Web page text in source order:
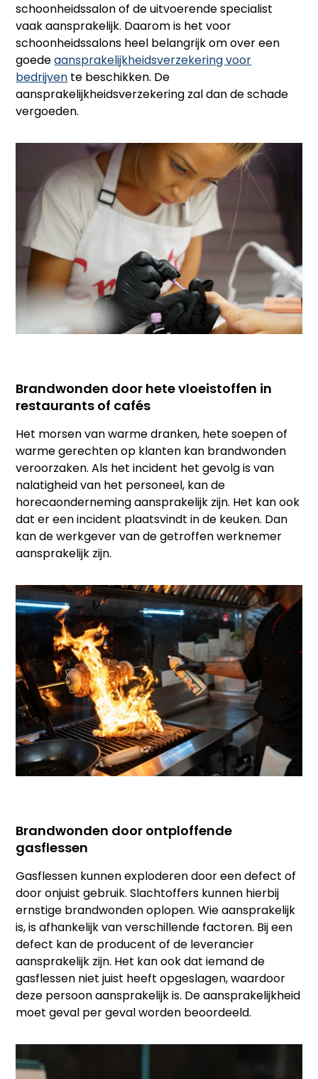
schoonheidssalon of de uitvoerende specialist
vaak aansprakelijk. Daarom is het voor
schoonheidssalons heel belangrijk om over een
goedeaansprakelijkheidsverzekering voor
bedrijven te beschikken. De
aansprakelijkheidsverzekering zal dan de schade
vergoeden.
Brandwonden door hete vloeistoffen in
restaurants of cafés
Het morsen van warme dranken, hete soepen of
warme gerechten op klanten kan brandwonden
veroorzaken. Als het incident het gevolg is van
nalatigheid van het personeel, kan de
horecaonderneming aansprakelijk zijn. Het kan ook
dat er een incident plaatsvindt in de keuken. Dan
kan de werkgever van de getroffen werknemer
aansprakelijk zijn.
Brandwonden door ontploffende
gasflessen
Gasflessen kunnen exploderen door een defect of
door onjuist gebruik. Slachtoffers kunnen hierbij
ernstige brandwonden oplopen. Wie aansprakelijk
is, is afhankelijk van verschillende factoren. Bij een
defect kan de producent of de leverancier
aansprakelijk zijn. Het kan ook dat iemand de
gasflessen niet juist heeft opgeslagen, waardoor
deze persoon aansprakelijk is. De aansprakelijkheid
moet geval per geval worden beoordeeld.